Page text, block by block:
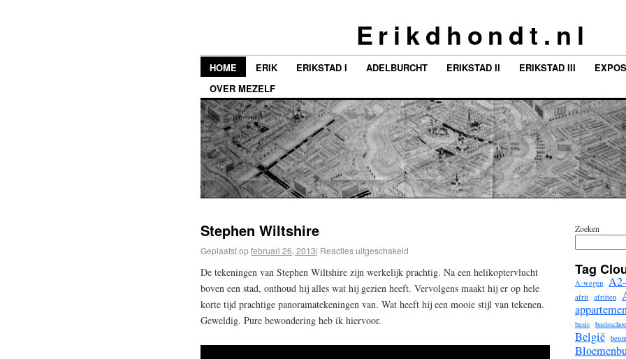
E r i k d h o n d t . n l
HOME ERIK ERIKSTAD I ADELBURCHT ERIKSTAD II ERIKSTAD III
OVER MEZELF
Stephen Wiltshire
Geplaatst opfebruari 26, 2013| Reacties uitgeschakeld
De tekeningen van Stephen Wiltshire zijn werkelijk prachtig. Na een helikoptervlucht
boven een stad, onthoud hij alles wat hij gezien heeft. Vervolgens maakt hij er op hele
korte tijd prachtige panoramatekeningen van. Wat heeft hij een mooie stijl van tekenen.
Geweldig. Pure bewondering heb ik hiervoor.
Zoeken
Tag
A-wegen
afrit afritten
basis
België